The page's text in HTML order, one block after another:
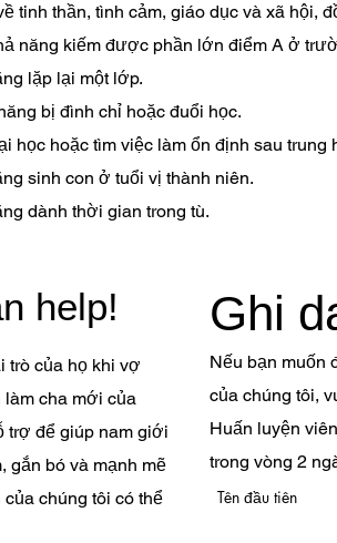
tinh thần, tình cảm, giáo dục và xã hội,
năng kiếm được phần lớn điểm A ở
lặp lại một lớp.
bị đình chỉ hoặc đuổi học.
học hoặc tìm việc làm ổn định sau trung
sinh con ở tuổi vị thành niên.
dành thời gian trong tù.
help!
trò của họ khi vợ
cha mới của
trợ để giúp nam giới
gắn bó và mạnh mẽ
chúng tôi có thể
Ghi
Nếu bạn muốn
của chúng tôi,
Huấn luyện
trong vòng 2
Tên đầu tiên